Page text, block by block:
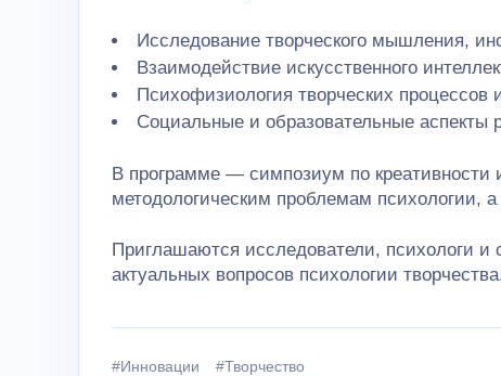
Исследование творческого мышления,
Взаимодействие искусственного
Психофизиология творческих процессов
Социальные и образовательные аспекты
В программе — симпозиум по
методологическим проблемам психологии,
Приглашаются исследователи, психологи
актуальных вопросов психологии
#Инновации #Творчество